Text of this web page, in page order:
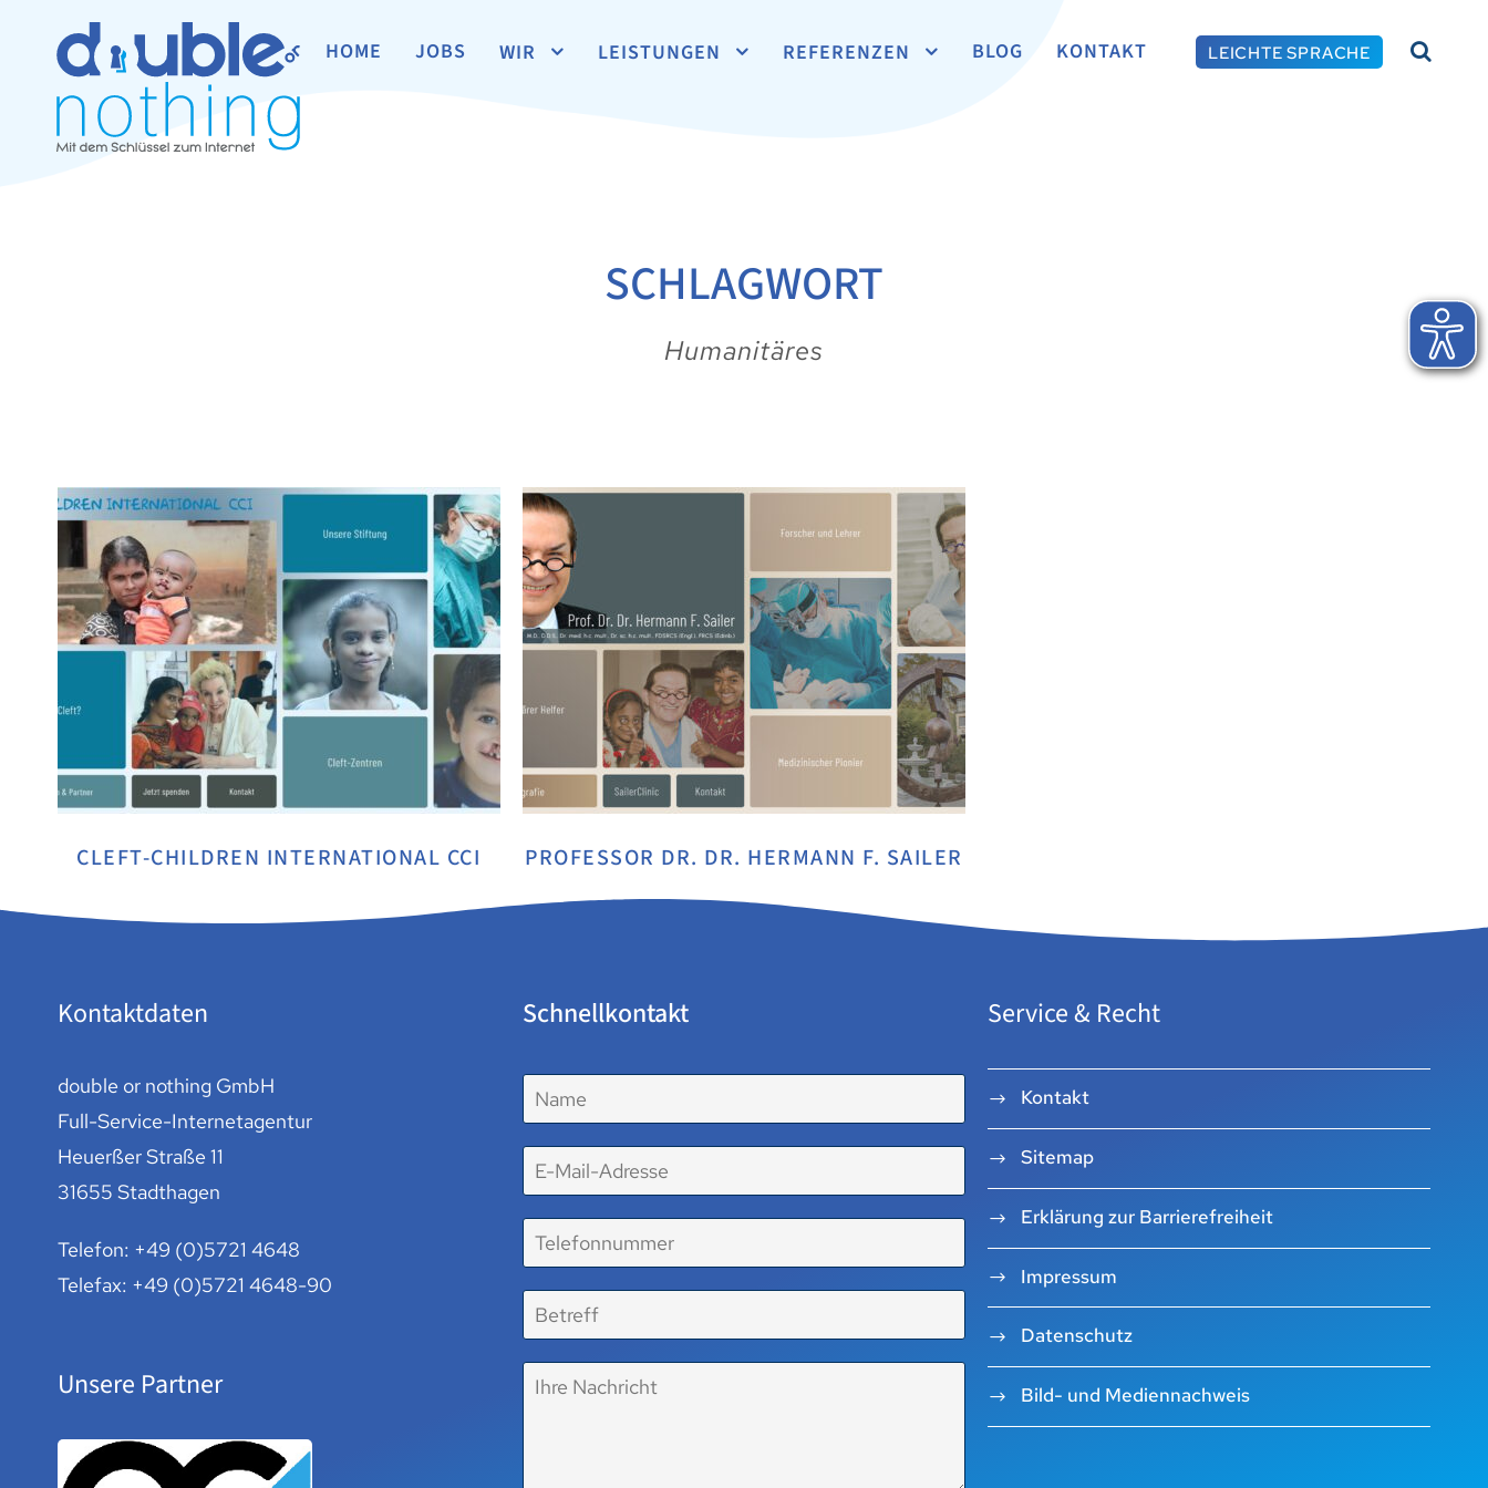
HOME JOBS WIR LEISTUNGEN REFERENZEN BLOG KONTAKT LEICHTE SPRACHE
SCHLAGWORT
Humanitäres
CLEFT-CHILDREN INTERNATIONAL CCI PROFESSOR DR. DR. HERMANN F. SAILER
Kontaktdaten
double or nothing GmbH
Full-Service-Internetagentur
Heuerßer Straße 11
31655 Stadthagen
Telefon: +49 (0)5721 4648
Telefax: +49 (0)5721 4648-90
Unsere Partner
Schnellkontakt Service & Recht
Kontakt
Sitemap
Erklärung zur Barrierefreiheit
Impressum
Datenschutz
Bild- und Mediennachweis